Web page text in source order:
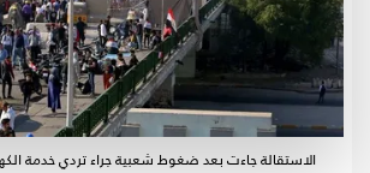
الاستقالة جاءت بعد ضغوط شعبية جراء تردي خدمة